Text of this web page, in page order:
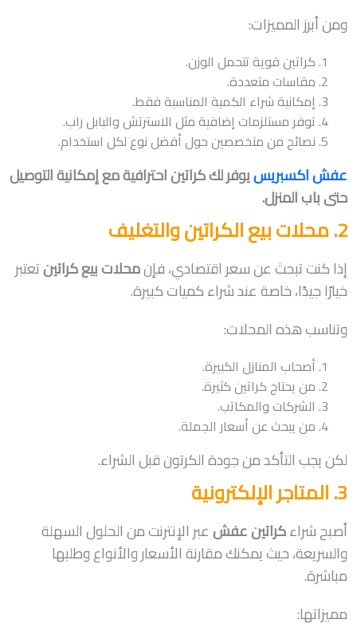
ومن أبرز المميزات:
كراتين قوية تتحمل الوزن.
مقاسات متعددة.
إمكانية شراء الكمية المناسبة فقط.
توفر مستلزمات إضافية مثل الاسترتش والبابل راب.
نصائح من متخصصين حول أفضل نوع لكل استخدام.
عفش اكسبريسيوفر لك كراتين احترافية مع إمكانية التوصيل
حتى باب المنزل.
2. محلات بيع الكراتين والتغليف
إذا كنت تبحث عن سعر اقتصادي، فإنمحلات بيع كراتينتعتبر
خيارًا جيدًا، خاصة عند شراء كميات كبيرة.
وتناسب هذه المحلات:
أصحاب المنازل الكبيرة.
من يحتاج كراتين كثيرة.
الشركات والمكاتب.
من يبحث عن أسعار الجملة.
لكن يجب التأكد من جودة الكرتون قبل الشراء.
3. المتاجر الإلكترونية
أصبح شراءكراتين عفشعبر الإنترنت من الحلول السهلة
والسريعة، حيث يمكنك مقارنة الأسعار والأنواع وطلبها
مباشرة.
مميزاتها: